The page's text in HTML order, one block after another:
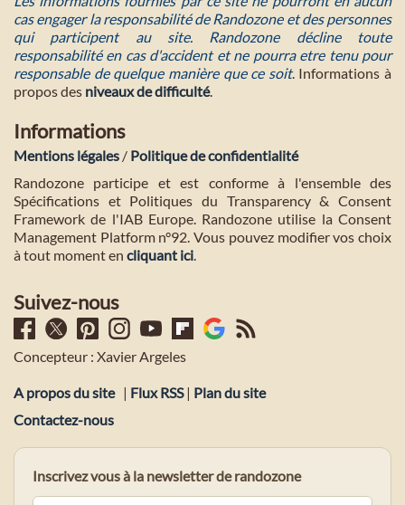
cas engager la responsabilité de Randozone et des personnes
qui participent au site. Randozone décline toute
responsabilité en cas d'accident et ne pourra etre tenu pour
responsable de quelque manière que ce soit. Informations à
propos des niveaux de difficulté.
Informations
Mentions légales / Politique de confidentialité
Randozone participe et est conforme à l'ensemble des
Spécifications et Politiques du Transparency & Consent
Framework de l'IAB Europe. Randozone utilise la Consent
Management Platform n°92. Vous pouvez modifier vos choix
à tout moment en cliquant ici.
Suivez-nous
Concepteur : Xavier Argeles
A propos du site | Flux RSS| Plan du site
Contactez-nous
Inscrivez vous à la newsletter de randozone